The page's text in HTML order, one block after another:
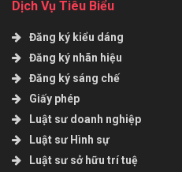
Dịch Vụ Tiêu Biểu
Đăng ký kiểu dáng
Đăng ký nhãn hiệu
Đăng ký sáng chế
Giấy phép
Luật sư doanh nghiệp
Luật sư Hình sự
Luật sư sở hữu trí tuệ